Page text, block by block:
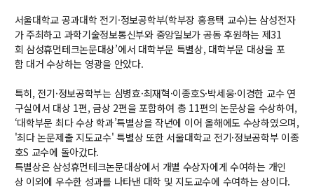
객원교수
명예교수 및 전직교수
역대학부장
연구실
연구소
세미나 영상
e-TEC Talks
전기정보세미나
서울대학교 공과대학 전기·정보공학부(학부장 홍용택 교수)는 삼성전자
가주최하고 과학기술정보통신부와 중앙일보가 공동 후원하는 제31
회 삼성휴먼테크논문대상’에서 대학부문 특별상, 대학부문 대상을 포
함 대거 수상하는 영광을 안았다.
특히, 전기·정보공학부는 심병효·최재혁·이종호S·박세웅·이경한 교수 연
구실에서 대상 1편,금상 2편을포함하여 총11편의 논문상을 수상하여,
‘대학부문 최다수상 학과’특별상을작년에 이어 올해에도 수상하였으며,
'최다논문제출지도교수' 특별상 또한 서울대학교 전기·정보공학부 이종
호S 교수에 돌아갔다.
특별상은삼성휴먼테크논문대상에서 개별 수상자에게 수여하는 개인
상 이외에 우수한 성과를 나타낸 대학 및 지도교수에 수여하는상이다.